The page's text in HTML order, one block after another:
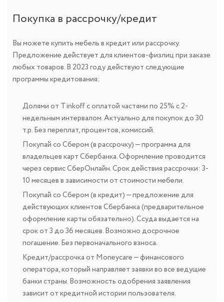
Покупка в рассрочку/кредит
Вы можете купить мебель в кредит или рассрочку.
Предложение действует для клиентов-физлиц при заказе
любых товаров. В 2023 году действуют следующие
программы кредитования:
Долями от Tinkoff с оплатой частями по 25% с 2-
недельным интервалом. Актуально для покупок до 30
т.р. Без переплат, процентов, комиссий.
Покупай со Сбером (в рассрочку) — программа для
владельцев карт Сбербанка. Оформление проводится
через сервис СберОнлайн. Срок действия рассрочки: 3-
10 месяцев в зависимости от стоимости мебели.
Покупай со Сбером (в кредит) — предложение для
действующих клиентов Сбербанка (предварительное
оформление карты обязательно). Ссуда выдается на
срок от 3 до 36 месяцев. Возможно досрочное
погашение. Без первоначального взноса.
Кредит/рассрочка от Moneycare — финансового
оператора, который направляет заявки во все ведущие
банки страны. Возможность одобрения заявления
зависит от кредитной истории пользователя.